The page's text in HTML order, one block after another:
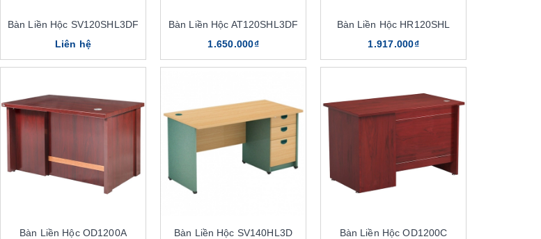
Bàn Liền Hộc SV120SHL3DF
Liên hệ
Bàn Liền Hộc AT120SHL3DF
1.650.000₫
Bàn Liền Hộc HR120SHL
1.917.000₫
Bàn Liền Hộc OD1200A
Bàn Liền Hộc SV140HL3D
Bàn Liền Hộc OD1200C